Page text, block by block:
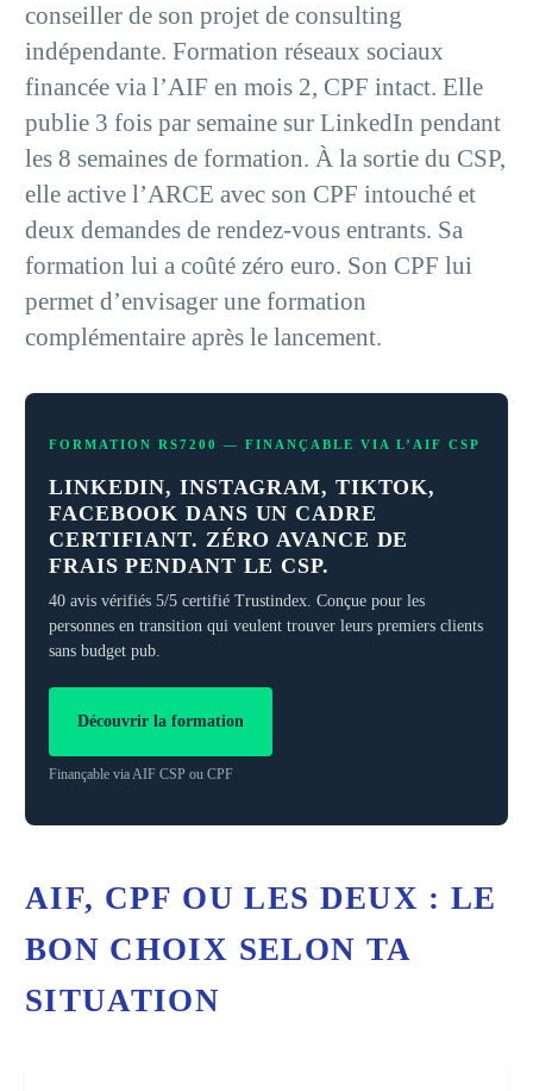
conseiller de son projet de consulting
indépendante. Formation réseaux sociaux
financée via l’AIF en mois 2, CPF intact. Elle
publie 3 fois par semaine sur LinkedIn pendant
les 8 semaines de formation. À la sortie du CSP,
elle active l’ARCE avec son CPF intouché et
deux demandes de rendez-vous entrants. Sa
formation lui a coûté zéro euro. Son CPF lui
permet d’envisager une formation
complémentaire après le lancement.
FORMATION RS7200 — FINANÇABLE VIA L’AIF CSP
LINKEDIN, INSTAGRAM, TIKTOK,
FACEBOOK DANS UN CADRE
CERTIFIANT. ZÉRO AVANCE DE
FRAIS PENDANT LE CSP.
40 avis vérifiés 5/5 certifié Trustindex. Conçue pour les
personnes en transition qui veulent trouver leurs premiers clients
sans budget pub.
Découvrir la formation
Finançable via AIF CSP ou CPF
AIF, CPF OU LES DEUX : LE
BON CHOIX SELON TA
SITUATION